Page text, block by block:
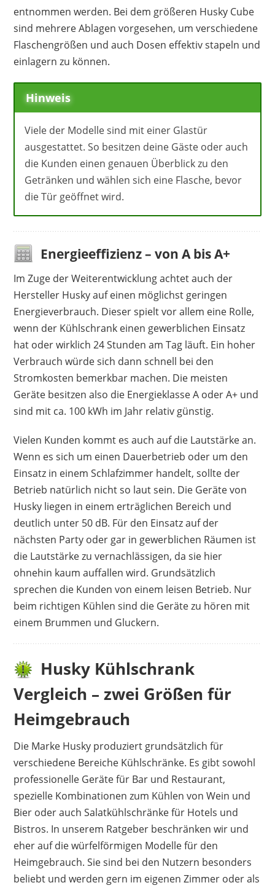
entnommen werden. Bei dem größeren Husky Cube
sind mehrere Ablagen vorgesehen, um verschiedene
Flaschengrößen und auch Dosen effektiv stapeln und
einlagern zu können.
Hinweis
Viele der Modelle sind mit einer Glastür
ausgestattet. So besitzen deine Gäste oder auch
die Kunden einen genauen Überblick zu den
Getränken und wählen sich eine Flasche, bevor
die Tür geöffnet wird.
Energieeffizienz – von A bis A+
Im Zuge der Weiterentwicklung achtet auch der
Hersteller Husky auf einen möglichst geringen
Energieverbrauch. Dieser spielt vor allem eine Rolle,
wenn der Kühlschrank einen gewerblichen Einsatz
hat oder wirklich 24 Stunden am Tag läuft. Ein hoher
Verbrauch würde sich dann schnell bei den
Stromkosten bemerkbar machen. Die meisten
Geräte besitzen also die Energieklasse A oder A+ und
sind mit ca. 100 kWh im Jahr relativ günstig.
Vielen Kunden kommt es auch auf die Lautstärke an.
Wenn es sich um einen Dauerbetrieb oder um den
Einsatz in einem Schlafzimmer handelt, sollte der
Betrieb natürlich nicht so laut sein. Die Geräte von
Husky liegen in einem erträglichen Bereich und
deutlich unter 50 dB. Für den Einsatz auf der
nächsten Party oder gar in gewerblichen Räumen ist
die Lautstärke zu vernachlässigen, da sie hier
ohnehin kaum auffallen wird. Grundsätzlich
sprechen die Kunden von einem leisen Betrieb. Nur
beim richtigen Kühlen sind die Geräte zu hören mit
einem Brummen und Gluckern.
Husky Kühlschrank
Vergleich – zwei Größen für
Heimgebrauch
Die Marke Husky produziert grundsätzlich für
verschiedene Bereiche Kühlschränke. Es gibt sowohl
professionelle Geräte für Bar und Restaurant,
spezielle Kombinationen zum Kühlen von Wein und
Bier oder auch Salatkühlschränke für Hotels und
Bistros. In unserem Ratgeber beschränken wir und
eher auf die würfelförmigen Modelle für den
Heimgebrauch. Sie sind bei den Nutzern besonders
beliebt und werden gern im eigenen Zimmer oder als